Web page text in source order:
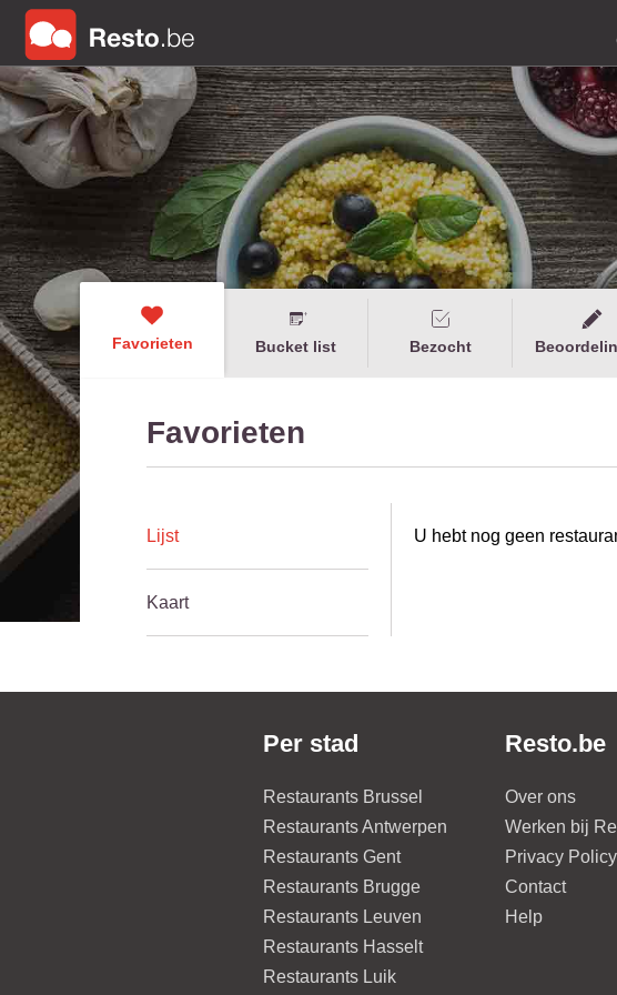
Favorieten Bucket list Bezocht
Favorieten
Lijst
Kaart
U hebt nog geen
Per stad
Restaurants Brussel
Restaurants Antwerpen
Restaurants Gent
Restaurants Brugge
Restaurants Leuven
Restaurants Hasselt
Restaurants Luik
Resto.be
Over ons
Werken bij
Privacy Policy
Contact
Help